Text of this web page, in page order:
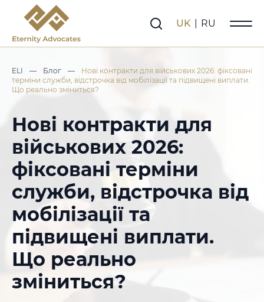
UK RU
ELI — Блог —
Нові контракти для військових 2026: фіксовані
терміни служби, відстрочка від мобілізації та підвищені виплати.
Що реально зміниться?
Нові контракти для
військових 2026:
фіксовані терміни
служби, відстрочка від
мобілізації та
підвищені виплати.
Що реально
зміниться?